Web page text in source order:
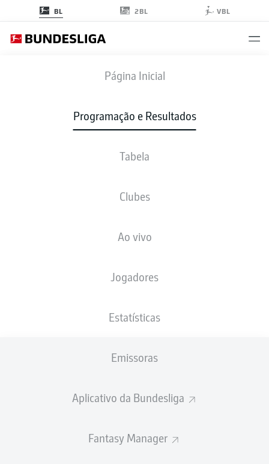
BL 2BL VBL
Página Inicial
Programação e Resultados
Tabela
Clubes
Ao vivo
Jogadores
Estatísticas
Emissoras
Aplicativo da Bundesliga
Fantasy Manager
TSG BVB
0 1
ESCALAÇÕES